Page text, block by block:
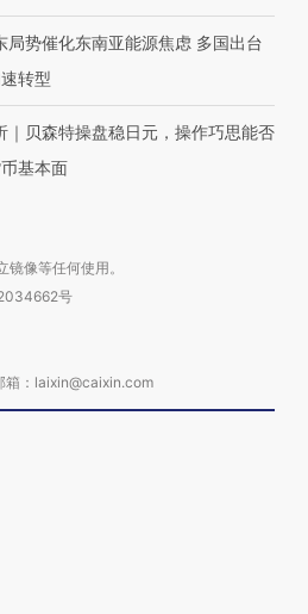
局势催化东南亚能源焦虑 多国出台
转型
｜贝森特操盘稳日元，操作巧思能否
基本面
像等任何使用。
号
：laixin@caixin.com